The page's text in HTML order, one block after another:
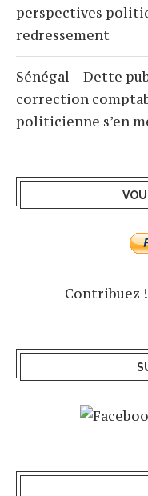
perspectives
redressement
Sénégal – Dette
correction
politicienne s’en
Contribuez !